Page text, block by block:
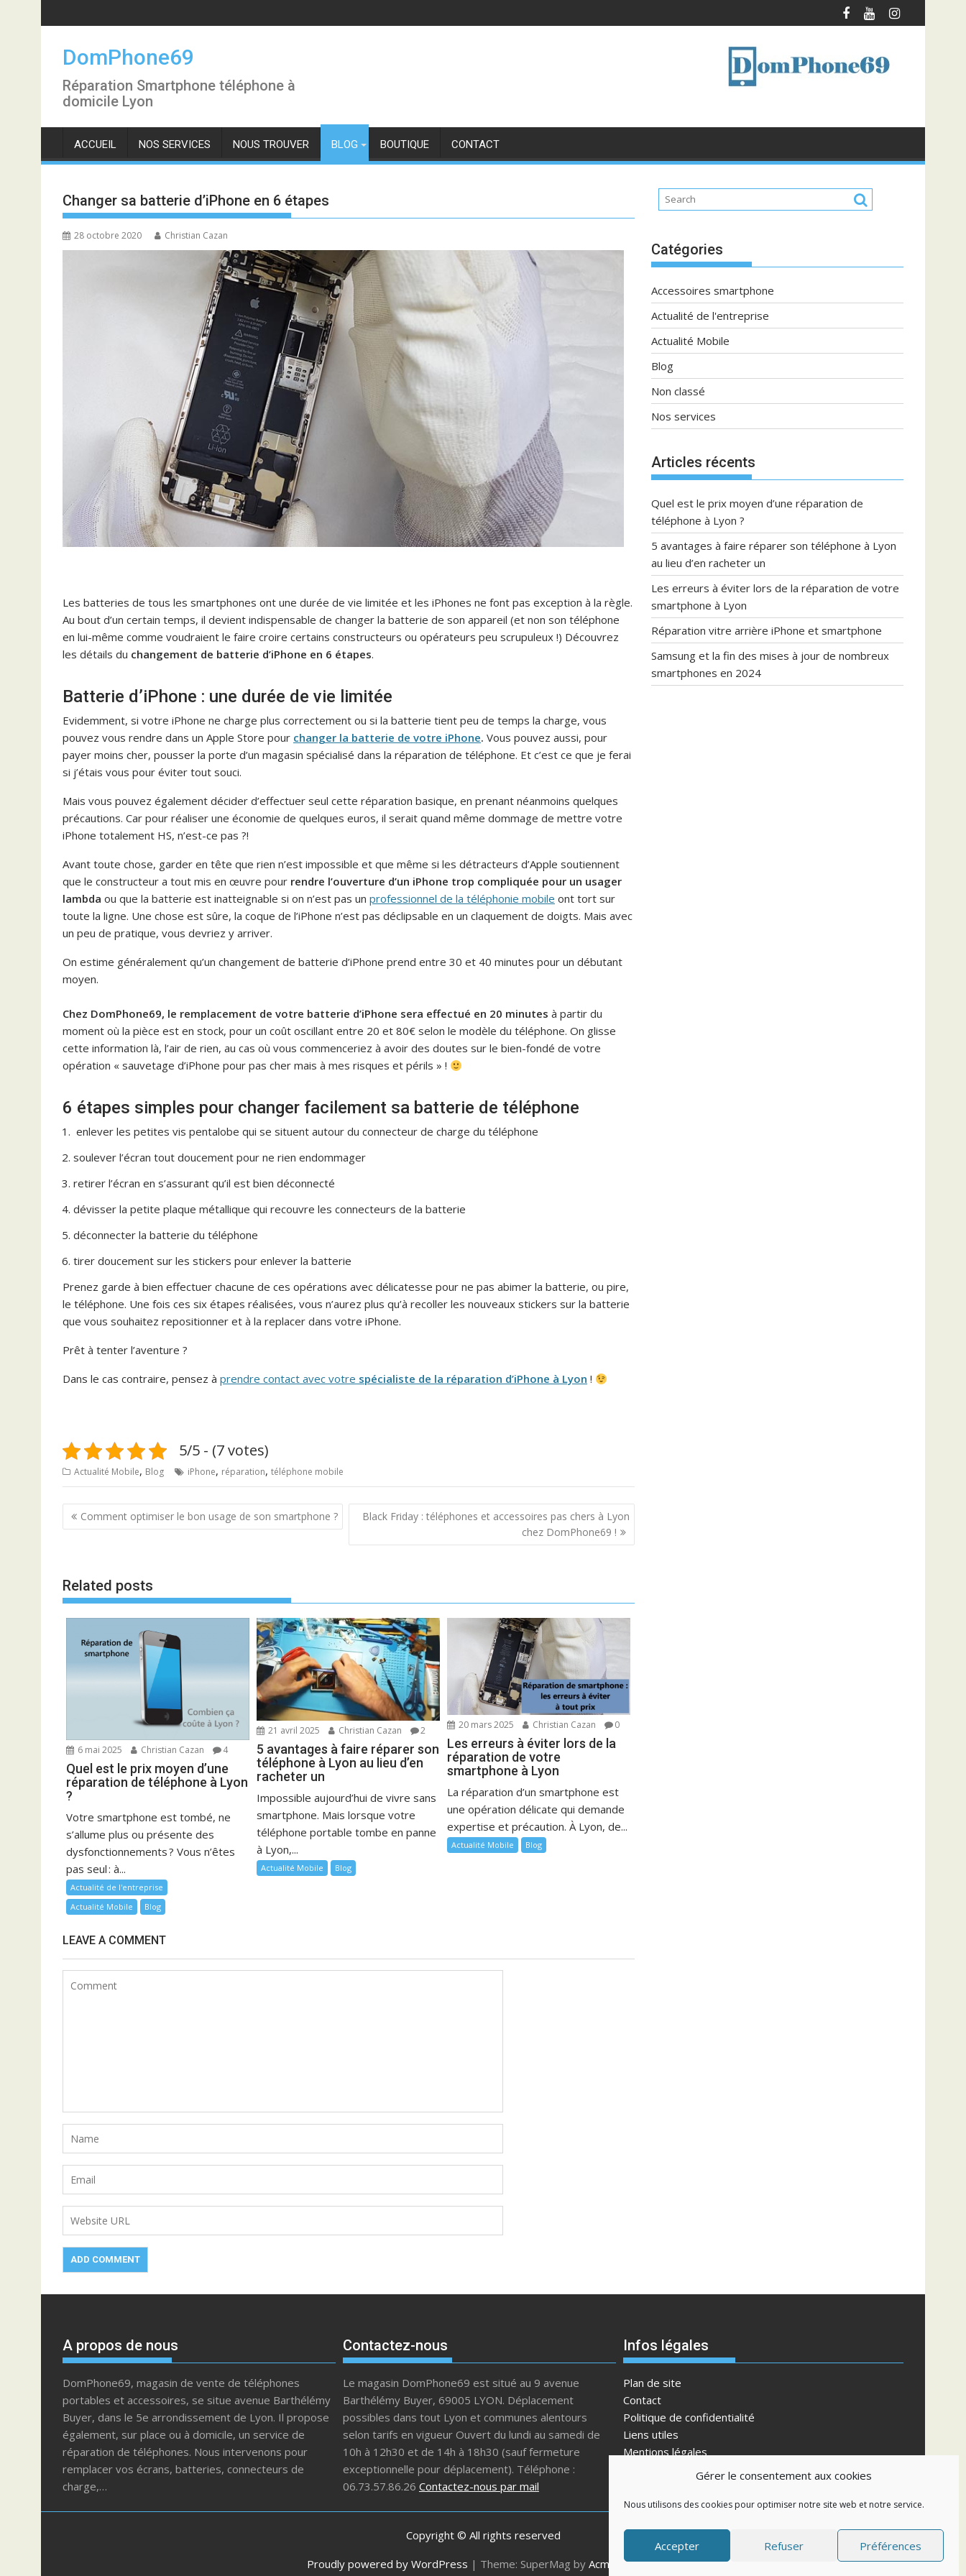
Gérer le consentement aux cookies
Nous utilisons des cookies pour optimiser notre site web et notre service.
Accepter Refuser Préférences
k
o
t
DomPhone69
Réparation Smartphone téléphone à
domicile Lyon
ACCUEIL NOS SERVICES NOUS TROUVER BLOG BOUTIQUE CONTACT
Changer sa batterie d’iPhone en 6 étapes
28 octobre 2020 Christian Cazan
Les batteries de tous les smartphones ont une durée de vie limitée et les iPhones ne font pas exception à la règle.
Au bout d’un certain temps, il devient indispensable de changer la batterie de son appareil (et non son téléphone
en lui-même comme voudraient le faire croire certains constructeurs ou opérateurs peu scrupuleux !) Découvrez
les détails du changement de batterie d’iPhone en 6 étapes.
Batterie d’iPhone : une durée de vie limitée
Evidemment, si votre iPhone ne charge plus correctement ou si la batterie tient peu de temps la charge, vous
pouvez vous rendre dans un Apple Store pour changer la batterie de votre iPhone. Vous pouvez aussi, pour
payer moins cher, pousser la porte d’un magasin spécialisé dans la réparation de téléphone. Et c’est ce que je ferai
si j’étais vous pour éviter tout souci.
Mais vous pouvez également décider d’effectuer seul cette réparation basique, en prenant néanmoins quelques
précautions. Car pour réaliser une économie de quelques euros, il serait quand même dommage de mettre votre
iPhone totalement HS, n’est-ce pas ?!
Avant toute chose, garder en tête que rien n’est impossible et que même si les détracteurs d’Apple soutiennent
que le constructeur a tout mis en œuvre pour rendre l’ouverture d’un iPhone trop compliquée pour un usager
lambda ou que la batterie est inatteignable si on n’est pas un professionnel de la téléphonie mobile ont tort sur
toute la ligne. Une chose est sûre, la coque de l’iPhone n’est pas déclipsable en un claquement de doigts. Mais avec
un peu de pratique, vous devriez y arriver.
On estime généralement qu’un changement de batterie d’iPhone prend entre 30 et 40 minutes pour un débutant
moyen.
Chez DomPhone69, le remplacement de votre batterie d’iPhone sera effectué en 20 minutes à partir du
moment où la pièce est en stock, pour un coût oscillant entre 20 et 80€ selon le modèle du téléphone. On glisse
cette information là, l’air de rien, au cas où vous commenceriez à avoir des doutes sur le bien-fondé de votre
opération « sauvetage d’iPhone pour pas cher mais à mes risques et périls » !
6 étapes simples pour changer facilement sa batterie de téléphone
enlever les petites vis pentalobe qui se situent autour du connecteur de charge du téléphone
soulever l’écran tout doucement pour ne rien endommager
retirer l’écran en s’assurant qu’il est bien déconnecté
dévisser la petite plaque métallique qui recouvre les connecteurs de la batterie
déconnecter la batterie du téléphone
tirer doucement sur les stickers pour enlever la batterie
Prenez garde à bien effectuer chacune de ces opérations avec délicatesse pour ne pas abimer la batterie, ou pire,
le téléphone. Une fois ces six étapes réalisées, vous n’aurez plus qu’à recoller les nouveaux stickers sur la batterie
que vous souhaitez repositionner et à la replacer dans votre iPhone.
Prêt à tenter l’aventure ?
Dans le cas contraire, pensez à prendre contact avec votre spécialiste de la réparation d’iPhone à Lyon !
5/5 - (7 votes)
Actualité Mobile, Blog iPhone, réparation, téléphone mobile
N
a
g
a
o
l
’
a
r
t
i
c
l
e
Comment optimiser le bon usage de son smartphone ?
Black Friday : téléphones et accessoires pas chers à Lyon
chez DomPhone69 !
Related posts
6 mai 2025 Christian Cazan 4
Quel est le prix moyen d’une
réparation de téléphone à Lyon
?
Votre smartphone est tombé, ne
s’allume plus ou présente des
dysfonctionnements ? Vous n’êtes
pas seul : à...
Actualité de l'entreprise
Actualité Mobile
Blog
21 avril 2025 Christian Cazan 2
5 avantages à faire réparer son
téléphone à Lyon au lieu d’en
racheter un
Impossible aujourd’hui de vivre sans
smartphone. Mais lorsque votre
téléphone portable tombe en panne
à Lyon,...
Actualité Mobile Blog
20 mars 2025 Christian Cazan 0
Les erreurs à éviter lors de la
réparation de votre
smartphone à Lyon
La réparation d’un smartphone est
une opération délicate qui demande
expertise et précaution. À Lyon, de...
Actualité Mobile Blog
LEAVE A COMMENT
Catégories
Accessoires smartphone
Actualité de l'entreprise
Actualité Mobile
Blog
Non classé
Nos services
Articles récents
Quel est le prix moyen d’une réparation de
téléphone à Lyon ?
5 avantages à faire réparer son téléphone à Lyon
au lieu d’en racheter un
Les erreurs à éviter lors de la réparation de votre
smartphone à Lyon
Réparation vitre arrière iPhone et smartphone
Samsung et la fin des mises à jour de nombreux
smartphones en 2024
A propos de nous
DomPhone69, magasin de vente de téléphones
portables et accessoires, se situe avenue Barthélémy
Buyer, dans le 5e arrondissement de Lyon. Il propose
également, sur place ou à domicile, un service de
réparation de téléphones. Nous intervenons pour
remplacer vos écrans, batteries, connecteurs de
charge,…
Contactez-nous
Le magasin DomPhone69 est situé au 9 avenue
Barthélémy Buyer, 69005 LYON. Déplacement
possibles dans tout Lyon et communes alentours
selon tarifs en vigueur Ouvert du lundi au samedi de
10h à 12h30 et de 14h à 18h30 (sauf fermeture
exceptionnelle pour déplacement). Téléphone :
06.73.57.86.26 Contactez-nous par mail
Infos légales
Plan de site
Contact
Politique de confidentialité
Liens utiles
Mentions légales
Politique de cookies (EU)
Copyright © All rights reserved
Proudly powered by WordPress | Theme: SuperMag by Acme Themes